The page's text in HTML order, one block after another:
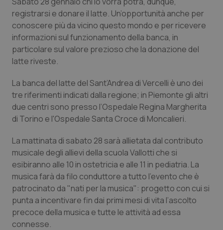
Lombardia
Marche
Molise
Piemonte
Provincia Autonoma di Bolzano
Provincia Autonoma di Trento
Puglia
Sardegna
Sicilia
Dolore
Donna & Salute
Epatiti
HIV
Infezioni & Febbre
Ipertensione & Scompenso
Malattie rare
Malattia di Crohn & Rettocolite Ulcerosa
Neuroscienze & patologie neurodegenerative
registrarsi e donare il latte. Un’opportunità anche per
conoscere più da vicino questo mondo e per ricevere
informazioni sul funzionamento della banca, in
particolare sul valore prezioso che la donazione del
latte riveste.
La banca del latte del Sant’Andrea di Vercelli è uno dei
tre riferimenti indicati dalla regione; in Piemonte gli altri
due centri sono presso l’Ospedale Regina Margherita
di Torino e l'Ospedale Santa Croce di Moncalieri.
La mattinata di sabato 28 sarà allietata dal contributo
musicale degli allievi della scuola Vallotti che si
esibiranno alle 10 in ostetricia e alle 11 in pediatria. La
musica farà da filo conduttore a tutto l’evento che è
patrocinato da "nati per la musica": progetto con cui si
punta a incentivare fin dai primi mesi di vita l’ascolto
precoce della musica e tutte le attività ad essa
connesse.